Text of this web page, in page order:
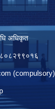
अधिकृत
(compulsory)